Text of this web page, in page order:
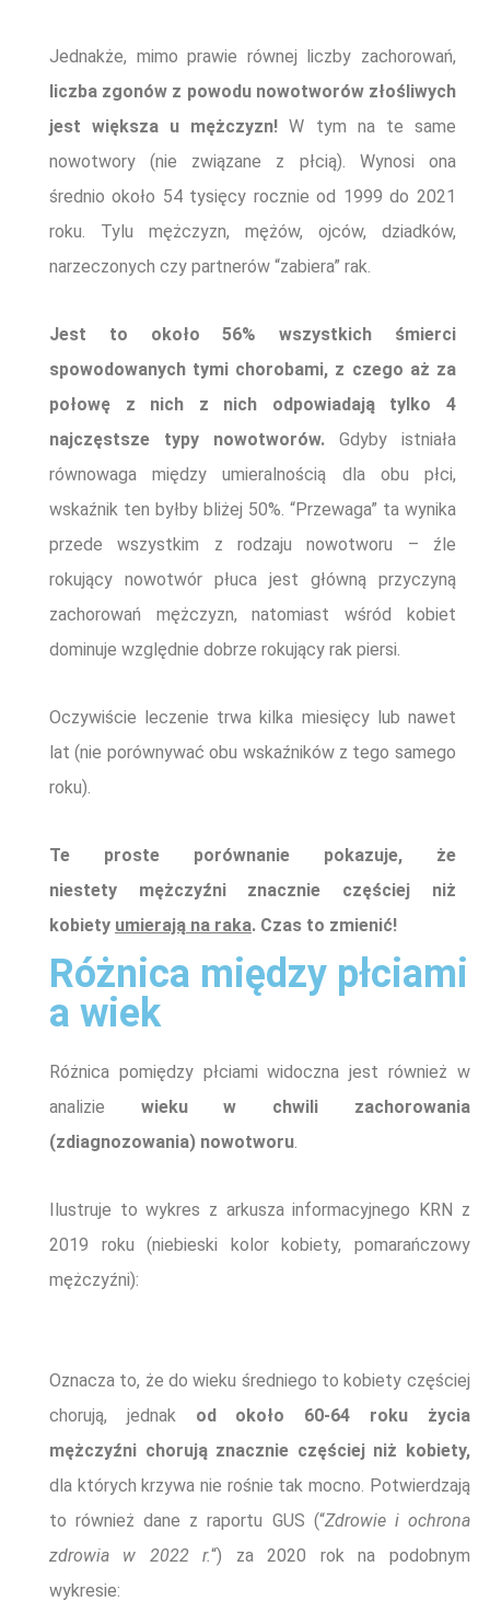
Jednakże, mimo prawie równej liczby zachorowań,
liczba zgonów z powodu nowotworów złośliwych
jest większa u mężczyzn!W tym na te same
nowotwory (nie związane z płcią). Wynosi ona
średnio około 54 tysięcy rocznie od 1999 do 2021
roku. Tylu mężczyzn, mężów, ojców, dziadków,
narzeczonych czy partnerów “zabiera” rak.
Jest to około56% wszystkich śmierci
spowodowanych tymi chorobami, z czego aż za
połowę z nich z nich odpowiadają tylko 4
najczęstsze typy nowotworów. Gdyby istniała
równowaga między umieralnością dla obu płci,
wskaźnik ten byłby bliżej 50%. “Przewaga” ta wynika
przede wszystkim z rodzaju nowotworu – źle
rokujący nowotwór płuca jest główną przyczyną
zachorowań mężczyzn, natomiast wśród kobiet
dominuje względnie dobrze rokujący rak piersi.
Oczywiście leczenie trwa kilka miesięcy lub nawet
lat(nie porównywać obu wskaźników z tego samego
roku).
Te proste porównanie pokazuje, że
niestety mężczyźni znacznie częściej niż
kobiety umierają na raka. Czas to zmienić!
Różnica między płciami
a wiek
Różnica pomiędzy płciami widoczna jest również w
analizie wieku w chwili zachorowania
(zdiagnozowania) nowotworu.
Ilustruje to wykres z arkusza informacyjnego KRN z
2019 roku (niebieski kolor kobiety, pomarańczowy
mężczyźni):
Oznacza to, że do wieku średniego to kobiety częściej
chorują, jednak od około 60-64 roku życia
mężczyźni chorują znacznie częściej niż kobiety,
dla których krzywa nie rośnie tak mocno. Potwierdzają
to również dane z raportu GUS (“Zdrowie i ochrona
zdrowia w 2022 r.“) za 2020 rok na podobnym
wykresie: